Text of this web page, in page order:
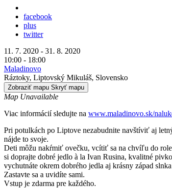
facebook
plus
twitter
11. 7. 2020 - 31. 8. 2020
10:00 - 18:00
Maladinovo
Ráztoky, Liptovský Mikuláš, Slovensko
Zobraziť mapu Skryť mapu
Map Unavailable
Viac informácií sledujte na www.maladinovo.sk/
Pri potulkách po Liptove nezabudnite navštíviť aj
nájde to svoje.
Deti môžu nakŕmiť ovečku, vcítiť sa na chvíľu do
si doprajte dobré jedlo à la Ivan Rusina, kvalitné
vychutnáte okrem dobrého jedla aj krásny západ
Zastavte sa a uvidíte sami.
Vstup je zdarma pre každého.